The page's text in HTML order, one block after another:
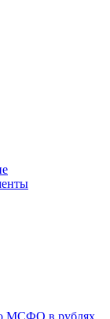
МСФО в рублях